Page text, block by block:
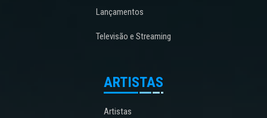
Lançamentos
Televisão e Streaming
ARTISTAS
Artistas